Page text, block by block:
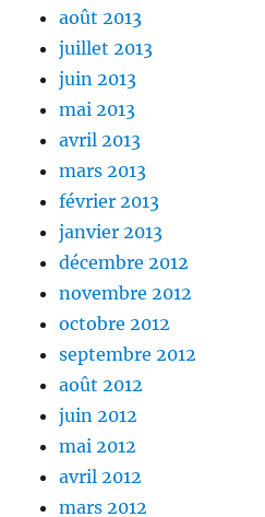
août 2013
juillet 2013
juin 2013
mai 2013
avril 2013
mars 2013
février 2013
janvier 2013
décembre 2012
novembre 2012
octobre 2012
septembre 2012
août 2012
juin 2012
mai 2012
avril 2012
mars 2012